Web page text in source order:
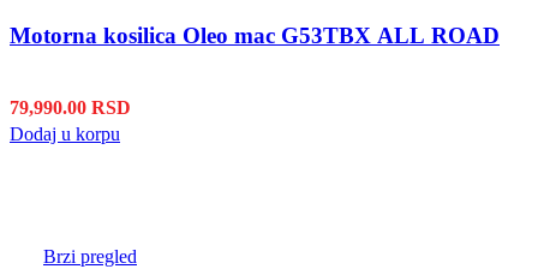
Motorna kosilica Oleo mac G53TBX ALL ROAD
79,990.00 RSD
Dodaj u korpu
Brzi pregled